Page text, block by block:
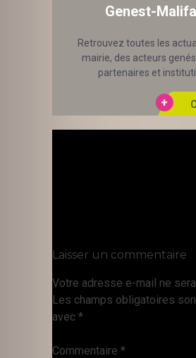
Genest-
Retrouvez toutes les
mairie, des acteurs
partenaires et
Laisser un commentaire
Votre adresse e-mail ne
Les champs obligatoires
avec *
Commentaire *